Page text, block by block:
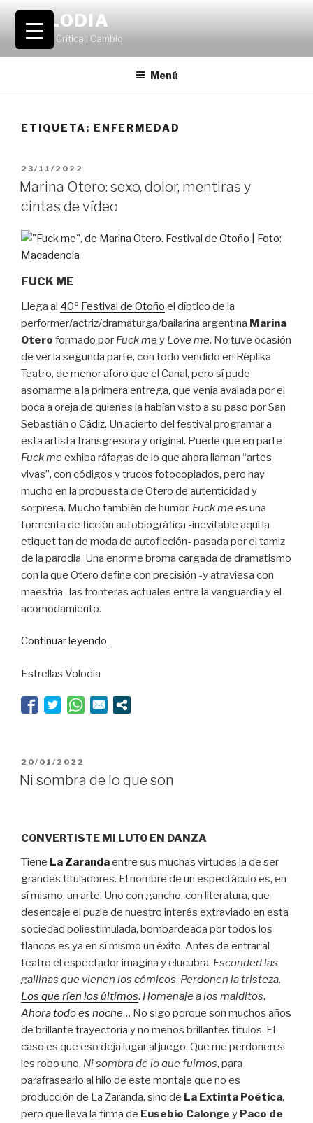
Saltar
contenido
VOLODIA
Teatro | Crítica | Cambio
Menú
ETIQUETA: ENFERMEDAD
PUBLICADO
EL
23/11/2022
Marina Otero: sexo, dolor, mentiras y
cintas de vídeo
FUCK ME
Llega al 40º Festival de Otoño el díptico de la
performer/actriz/dramaturga/bailarina argentina Marina
Otero formado por Fuck me y Love me. No tuve ocasión
de ver la segunda parte, con todo vendido en Réplika
Teatro, de menor aforo que el Canal, pero sí pude
asomarme a la primera entrega, que venía avalada por el
boca a oreja de quienes la habían visto a su paso por San
Sebastián o Cádiz. Un acierto del festival programar a
esta artista transgresora y original. Puede que en parte
Fuck me exhiba ráfagas de lo que ahora llaman “artes
vivas”, con códigos y trucos fotocopiados, pero hay
mucho en la propuesta de Otero de autenticidad y
sorpresa. Mucho también de humor. Fuck me es una
tormenta de ficción autobiográfica -inevitable aquí la
etiquet tan de moda de autoficción- pasada por el tamiz
de la parodia. Una enorme broma cargada de dramatismo
con la que Otero define con precisión -y atraviesa con
maestría- las fronteras actuales entre la vanguardia y el
acomodamiento.
Continuar leyendo
mentiras
vídeo”
Estrellas Volodia
PUBLICADO
EL
20/01/2022
Ni sombra de lo que son
CONVERTISTE MI LUTO EN DANZA
Tiene La Zarandaentre sus muchas virtudes la de ser
grandes tituladores. El nombre de un espectáculo es, en
sí mismo, un arte. Uno con gancho, con literatura, que
desencaje el puzle de nuestro interés extraviado en esta
sociedad poliestimulada, bombardeada por todos los
flancos es ya en sí mismo un éxito. Antes de entrar al
teatro el espectador imagina y elucubra. Esconded las
gallinas que vienen los cómicos. Perdonen la tristeza.
Los que ríen los últimos. Homenaje a los malditos.
Ahora todo es noche… No sigo porque son muchos años
de brillante trayectoria y no menos brillantes títulos. El
caso es que eso deja lugar al juego. Que me perdonen si
les robo uno, Ni sombra de lo que fuimos, para
parafrasearlo al hilo de este montaje que no es
producción de La Zaranda, sino de La Extinta Poética,
pero que lleva la firma de Eusebio Calonge y Paco de